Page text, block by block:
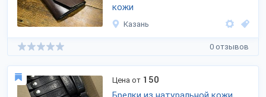
кожи
Казань
0 отзывов
Цена от 150